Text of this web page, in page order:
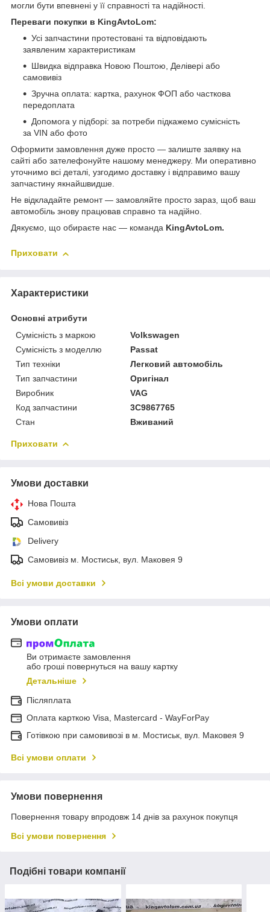
могли бути впевнені у її справності та надійності.
Переваги покупки в KingAvtoLom:
Усі запчастини протестовані та відповідають
заявленим характеристикам
Швидка відправка Новою Поштою, Делівері або
самовивіз
Зручна оплата: картка, рахунок ФОП або часткова
передоплата
Допомога у підборі: за потреби підкажемо сумісність
за VIN або фото
Оформити замовлення дуже просто — залиште заявку на
сайті або зателефонуйте нашому менеджеру. Ми оперативно
уточнимо всі деталі, узгодимо доставку і відправимо вашу
запчастину якнайшвидше.
Не відкладайте ремонт — замовляйте просто зараз, щоб ваш
автомобіль знову працював справно та надійно.
Дякуємо, що обираєте нас — команда KingAvtoLom.
Приховати
Характеристики
Основні атрибути
Сумісність з маркою
Volkswagen
Сумісність з моделлю
Passat
Тип техніки
Легковий автомобіль
Тип запчастини
Оригінал
Виробник
VAG
Код запчастини
3C9867765
Стан
Вживаний
Приховати
Умови доставки
Нова Пошта
Самовивіз
Delivery
Самовивіз м. Мостиськ, вул. Маковея 9
Всі умови доставки
Умови оплати
Ви отримаєте замовлення
або гроші повернуться на вашу картку
Детальніше
Післяплата
Оплата карткою Visa, Mastercard - WayForPay
Готівкою при самовивозі в м. Мостиськ, вул. Маковея 9
Всі умови оплати
Умови повернення
Повернення товару впродовж 14 днів за рахунок покупця
Всі умови повернення
Подібні товари компанії